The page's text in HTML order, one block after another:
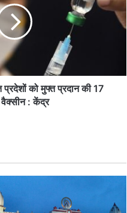
को मुफ्त प्रदान की 17
: केंद्र